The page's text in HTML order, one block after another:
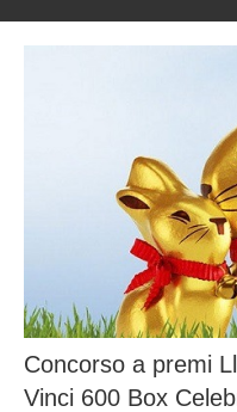
Concorso a premi
Vinci 600 Box